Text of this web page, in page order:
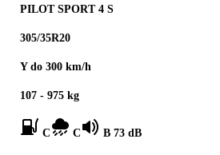
PILOT SPORT 4 S
305/35R20
Y do 300 km/h
107 - 975 kg
C C B 73 dB